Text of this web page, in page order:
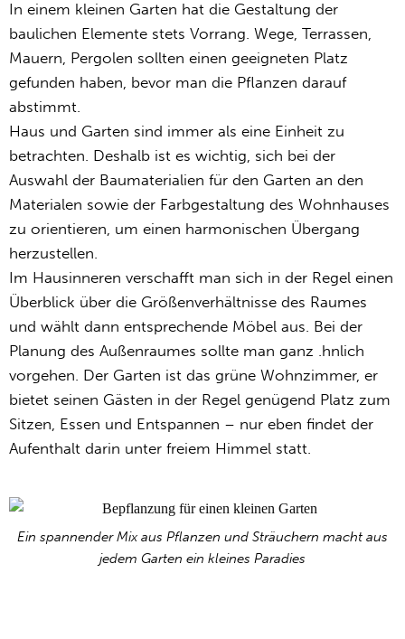
In einem kleinen Garten hat die Gestaltung der
baulichen Elemente stets Vorrang. Wege, Terrassen,
Mauern, Pergolen sollten einen geeigneten Platz
gefunden haben, bevor man die Pflanzen darauf
abstimmt.
Haus und Garten sind immer als eine Einheit zu
betrachten. Deshalb ist es wichtig, sich bei der
Auswahl der Baumaterialien für den Garten an den
Materialen sowie der Farbgestaltung des Wohnhauses
zu orientieren, um einen harmonischen Übergang
herzustellen.
Im Hausinneren verschafft man sich in der Regel einen
Überblick über die Größenverhältnisse des Raumes
und wählt dann entsprechende Möbel aus. Bei der
Planung des Außenraumes sollte man ganz .hnlich
vorgehen. Der Garten ist das grüne Wohnzimmer, er
bietet seinen Gästen in der Regel genügend Platz zum
Sitzen, Essen und Entspannen – nur eben findet der
Aufenthalt darin unter freiem Himmel statt.
Ein spannender Mix aus Pflanzen und Sträuchern macht aus
jedem Garten ein kleines Paradies